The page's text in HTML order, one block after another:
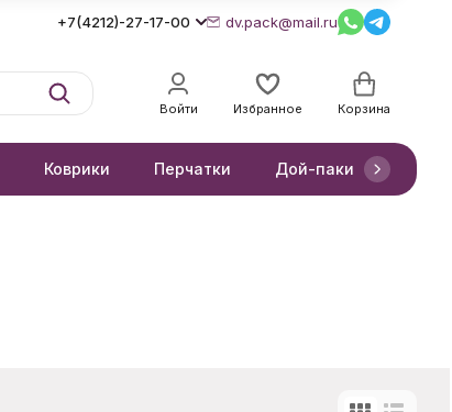
+7(4212)-27-17-00 dv.pack@mail.ru
Войти Избранное Корзина
Коврики Перчатки Дой-паки